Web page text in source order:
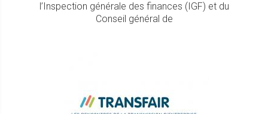
l’Inspection générale des finances (IGF) et du
Conseil général de